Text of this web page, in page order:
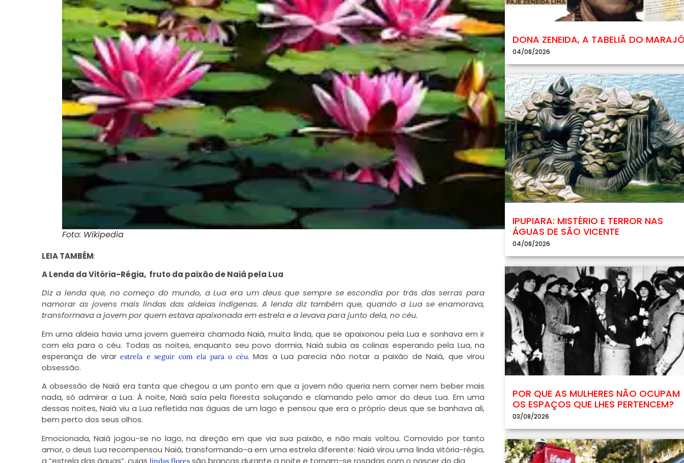
Foto: Wikipedia
LEIA TAMBÉM:
A Lenda da Vitória-Régia, fruto da paixão de Naiá pela Lua
Diz a lenda que, no começo do mundo, a Lua era um deus que sempre se escondia por trás das serras para
namorar as jovens mais lindas das aldeias indígenas. A lenda diz também que, quando a Lua se enamorava,
transformava ajovem por quem estava apaixonada em estrelae a levava para junto dela, no céu.
Em uma aldeia havia uma jovem guerreira chamada Naiá, muita linda, que se apaixonou pela Lua e sonhava em ir
com ela para o céu. Todas as noites, enquanto seu povo dormia, Naiá subia as colinas esperando pela Lua, na
esperança de virarestrela e seguir com ela para o céu. Mas a Lua parecia não notar a paixão de Naiá, que virou
obsessão.
A obsessão de Naiá era tanta que chegou a um ponto em que a jovem não queria nem comer nem beber mais
nada, só admirar a Lua. À noite, Naiá saía pela floresta soluçando e clamando pelo amor do deus Lua. Em uma
dessas noites, Naiá viu a Lua refletida nas águas de um lago e pensou que era o próprio deus que se banhava ali,
bem perto dos seus olhos.
Emocionada, Naiá jogou-se no lago, na direção em que via sua paixão, e não mais voltou. Comovido por tanto
amor, o deus Lua recompensou Naiá, transformando-a em uma estrela diferente: Naiá virou uma linda vitória-régia,
a “estrela das águas”, cujas lindas floressão brancas durante a noite e tornam-se rosadas com o nascer do dia.
DONA ZENEIDA, A TABELIÃ DO
04/08/2026
IPUPIARA: MISTÉRIO E TERROR NAS
ÁGUAS DE SÃO VICENTE
04/08/2026
POR QUE AS MULHERES NÃO OCUPAM
OS ESPAÇOS QUE LHES PERTENCEM?
03/08/2026